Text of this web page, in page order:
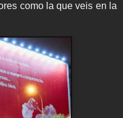
como la que veis en la